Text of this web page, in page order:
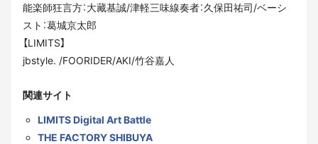
能楽師狂言方：大藏基誠/津軽三味線奏者：久保田祐司/ベーシ
スト：葛城京太郎
【LIMITS】
jbstyle. /FOORIDER/AKI/竹谷嘉人
関連サイト
LIMITS Digital Art Battle
THE FACTORY SHIBUYA